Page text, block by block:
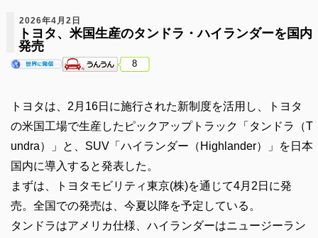
2026年4月2日
トヨタ、米国生産のタンドラ・ハイランダーを国内
発売
8
トヨタは、2月16日に施行された新制度を活用し、トヨタ
の米国工場で生産したピックアップトラック「タンドラ（T
undra）」と、SUV「ハイランダー（Highlander）」を日本
国内に導入すると発表した。
まずは、トヨタモビリティ東京(株)を通じて4月2日に発
売。全国での発売は、今夏以降を予定している。
タンドラはアメリカ仕様、ハイランダーはニュージーラン